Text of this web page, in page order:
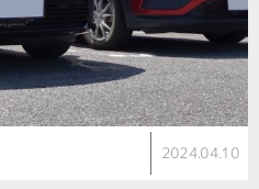
2024.04.10